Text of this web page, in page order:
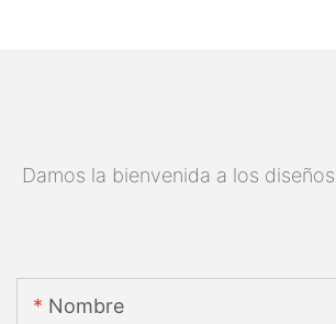
Damos la bienvenida a los
Nombre